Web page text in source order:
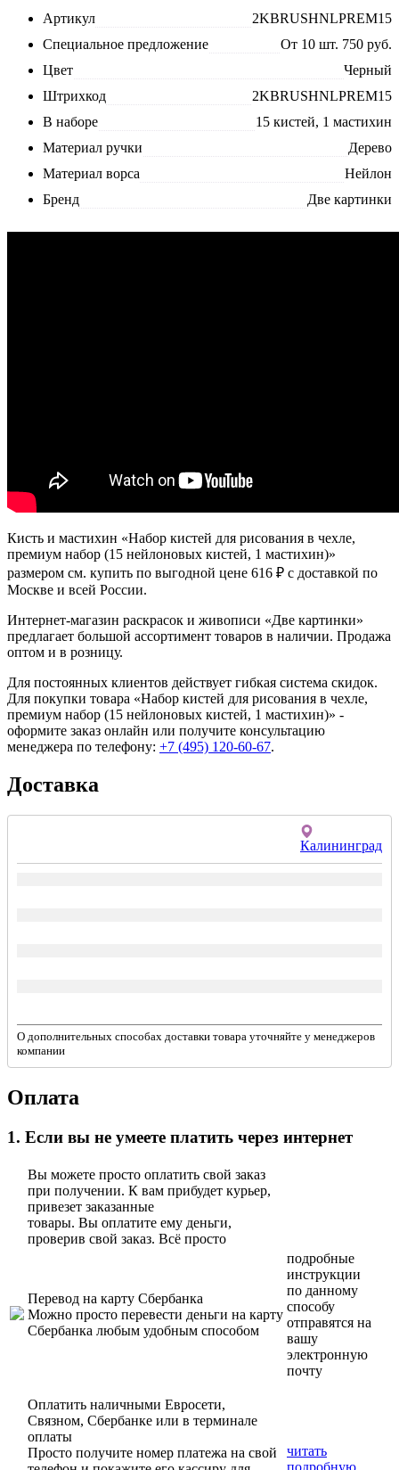
Артикул
2KBRUSHNLPREM15
Специальное предложение
От 10 шт. 750 руб.
Цвет
Черный
Штрихкод
2KBRUSHNLPREM15
В наборе
15 кистей, 1 мастихин
Материал ручки
Дерево
Материал ворса
Нейлон
Бренд
Две картинки
Кисть и мастихин «Набор кистей для рисования в чехле,
премиум набор (15 нейлоновых кистей, 1 мастихин)»
размером см. купить по выгодной цене 616 ₽ с доставкой по
Москве и всей России.
Интернет-магазин раскрасок и живописи «Две картинки»
предлагает большой ассортимент товаров в наличии. Продажа
оптом и в розницу.
Для постоянных клиентов действует гибкая система скидок.
Для покупки товара «Набор кистей для рисования в чехле,
премиум набор (15 нейлоновых кистей, 1 мастихин)» -
оформите заказ онлайн или получите консультацию
менеджера по телефону: +7 (495) 120-60-67.
Доставка
Калининград
О дополнительных способах доставки товара уточняйте у менеджеров
компании
Оплата
1. Если вы не умеете платить через интернет
Вы можете просто оплатить свой заказ
при получении. К вам прибудет курьер,
привезет заказанные
товары. Вы оплатите ему деньги,
проверив свой заказ. Всё просто
Перевод на карту Сбербанка
Можно просто перевести деньги на карту
Сбербанка любым удобным способом
подробные
инструкции
по данному
способу
отправятся на
вашу
электронную
почту
Оплатить наличными Евросети,
Связном, Сбербанке или в терминале
оплаты
Просто получите номер платежа на свой
читать
подробную